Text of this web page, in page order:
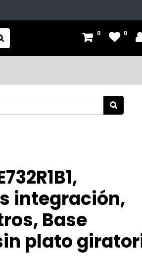
0 0
integración,
Base
plato